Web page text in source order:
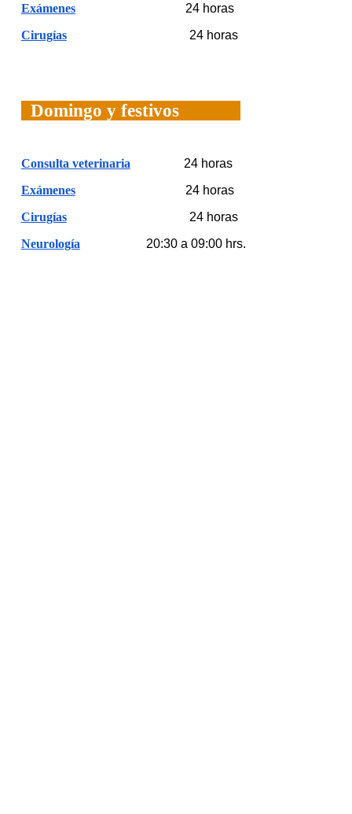
Exámenes24 horas
Cirugías
24 horas
Domingo y festivos
Consulta veterinaria 24 horas
Exámenes24 horas
Cirugías
24 horas
Neurología 20:30 a 09:00 hrs.